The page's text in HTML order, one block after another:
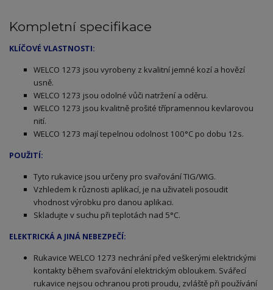
Kompletní specifikace
KLÍČOVÉ VLASTNOSTI:
WELCO 1273 jsou vyrobeny z kvalitní jemné kozí a hovězí
usně.
WELCO 1273 jsou odolné vůči natržení a oděru.
WELCO 1273 jsou kvalitně prošité třípramennou kevlarovou
nití.
WELCO 1273 mají tepelnou odolnost 100°C po dobu 12s.
POUŽITÍ:
Tyto rukavice jsou určeny pro svařování TIG/WIG.
Vzhledem k různosti aplikací, je na uživateli posoudit
vhodnost výrobku pro danou aplikaci.
Skladujte v suchu při teplotách nad 5°C.
ELEKTRICKÁ A JINÁ NEBEZPEČÍ:
Rukavice WELCO 1273 nechrání před veškerými elektrickými
kontakty během svařování elektrickým obloukem. Svářecí
rukavice nejsou ochranou proti proudu, zvláště při používání